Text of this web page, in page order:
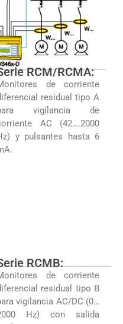
RCM/RCMA:
de corriente
residual tipo A
vigilancia de
AC (42….2000
y pulsantes hasta 6
RCMB:
de corriente
residual tipo B
vigilancia AC/DC (0…
Hz) con salida